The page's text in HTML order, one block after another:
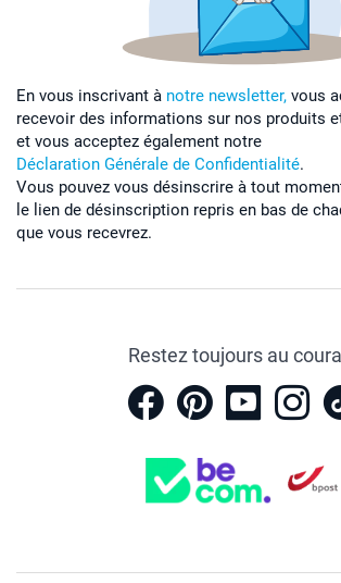
En vous inscrivant à notre newsletter, vous
recevoir des informations sur nos produits
et vous acceptez également notre
Déclaration Générale de Confidentialité.
Vous pouvez vous désinscrire à tout
le lien de désinscription repris en bas de
que vous recevrez.
Restez toujours au